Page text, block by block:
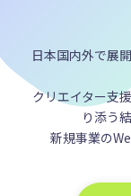
日本国内外で展
クリエイター支
り添う
新規事業の